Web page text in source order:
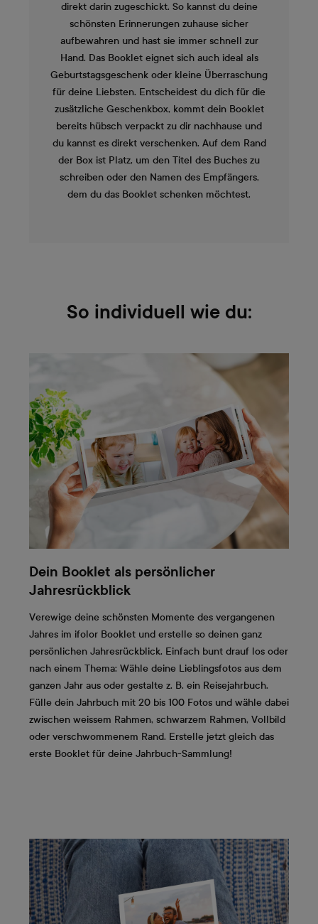
direkt darin zugeschickt. So kannst du deine
schönsten Erinnerungen zuhause sicher
aufbewahren und hast sie immer schnell zur
Hand. Das Booklet eignet sich auch ideal als
Geburtstagsgeschenk oder kleine Überraschung
für deine Liebsten. Entscheidest du dich für die
zusätzliche Geschenkbox, kommt dein Booklet
bereits hübsch verpackt zu dir nachhause und
du kannst es direkt verschenken. Auf dem Rand
der Box ist Platz, um den Titel des Buches zu
schreiben oder den Namen des Empfängers,
dem du das Booklet schenken möchtest.
So individuell wie du:
Dein Booklet als persönlicher
Jahresrückblick
Verewige deine schönsten Momente des vergangenen
Jahres im ifolor Booklet und erstelle so deinen ganz
persönlichen Jahresrückblick. Einfach bunt drauf los oder
nach einem Thema: Wähle deine Lieblingsfotos aus dem
ganzen Jahr aus oder gestalte z. B. ein Reisejahrbuch.
Fülle dein Jahrbuch mit 20 bis 100 Fotos und wähle dabei
zwischen weissem Rahmen, schwarzem Rahmen, Vollbild
oder verschwommenem Rand. Erstelle jetzt gleich das
erste Booklet für deine Jahrbuch-Sammlung!